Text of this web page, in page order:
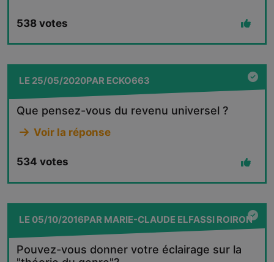
538 votes
LE 25/05/2020PAR ECKO663
Que pensez-vous du revenu universel ?
Voir la réponse
534 votes
LE05/10/2016PAR MARIE-CLAUDE ELFASSI ROIRON
Pouvez-vous donner votre éclairage sur la